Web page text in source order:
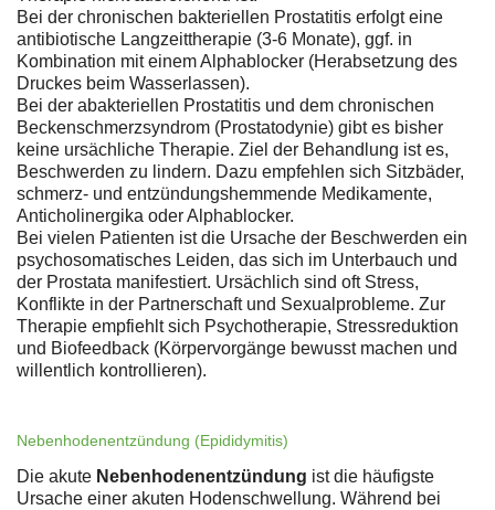
Bei der chronischen bakteriellen Prostatitis erfolgt eine
antibiotische Langzeittherapie (3-6 Monate), ggf. in
Kombination mit einem Alphablocker (Herabsetzung des
Druckes beim Wasserlassen).
Bei der abakteriellen Prostatitis und dem chronischen
Beckenschmerzsyndrom (Prostatodynie) gibt es bisher
keine ursächliche Therapie. Ziel der Behandlung ist es,
Beschwerden zu lindern. Dazu empfehlen sich Sitzbäder,
schmerz- und entzündungshemmende Medikamente,
Anticholinergika oder Alphablocker.
Bei vielen Patienten ist die Ursache der Beschwerden ein
psychosomatisches Leiden, das sich im Unterbauch und
der Prostata manifestiert. Ursächlich sind oft Stress,
Konflikte in der Partnerschaft und Sexualprobleme. Zur
Therapie empfiehlt sich Psychotherapie, Stressreduktion
und Biofeedback (Körpervorgänge bewusst machen und
willentlich kontrollieren).
Nebenhodenentzündung (Epididymitis)
Die akute Nebenhodenentzündung ist die häufigste
Ursache einer akuten Hodenschwellung. Während bei